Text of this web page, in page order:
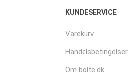
KUNDESERVICE
Varekurv
Handelsbetingelser
Om bolte.dk